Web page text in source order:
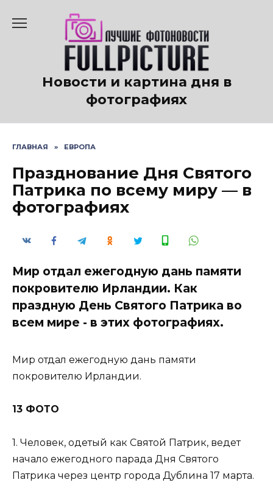
содержанию
Новости и картина дня в
фотографиях
ГЛАВНАЯ » ЕВРОПА
Празднование Дня Святого
Патрика по всему миру — в
фотографиях
Мир отдал ежегодную дань памяти
покровителю Ирландии. Как
праздную День Святого Патрика во
всем мире - в этих фотографиях.
Мир отдал ежегодную дань памяти
покровителю Ирландии.
13 ФОТО
1. Человек, одетый как Святой Патрик, ведет
начало ежегодного парада Дня Святого
Патрика через центр города Дублина 17 марта.